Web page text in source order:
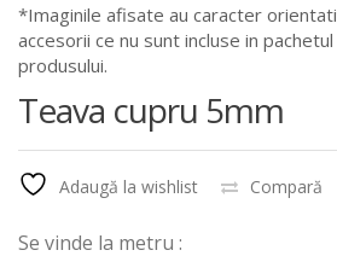
*Imaginile afisate au caracter
accesorii ce nu sunt incluse in
produsului.
Teava cupru 5mm
Adaugă la wishlist Compară
Se vinde la metru :